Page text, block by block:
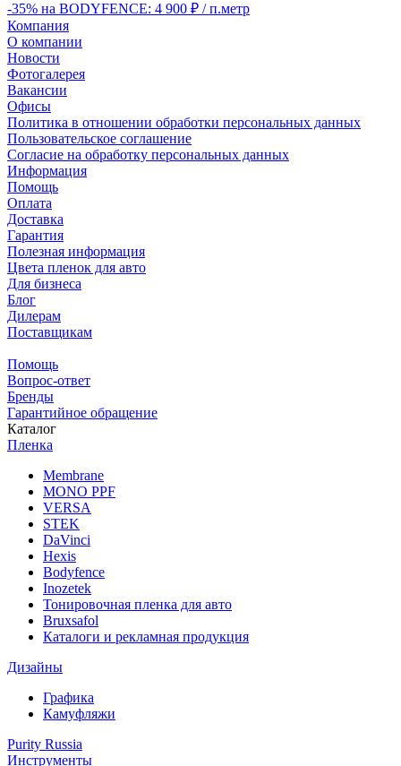
-35% на BODYFENCE: 4 900 ₽ / п.метр
Компания
О компании
Новости
Фотогалерея
Вакансии
Офисы
Политика в отношении обработки персональных данных
Пользовательское соглашение
Согласие на обработку персональных данных
Информация
Помощь
Оплата
Доставка
Гарантия
Полезная информация
Цвета пленок для авто
Для бизнеса
Блог
Дилерам
Поставщикам
Помощь
Вопрос-ответ
Бренды
Гарантийное обращение
Каталог
Пленка
Membrane
MONO PPF
VERSA
STEK
DaVinci
Hexis
Bodyfence
Inozetek
Тонировочная пленка для авто
Bruxsafol
Каталоги и рекламная продукция
Дизайны
Графика
Камуфляжи
Purity Russia
Инструменты